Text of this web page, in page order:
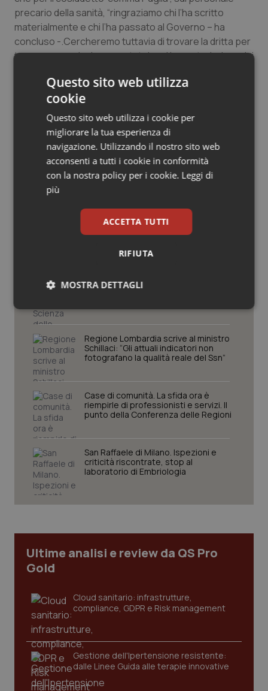
Salute orale & impianti
Sangue & coagulazione
Tiroide
Tumore al seno
Tumore ovarico
Tumori del Polmone & Testa Collo
Ulcera & Reflusso
precario della sanità, “ringraziamo chi l’ha scritto
materialmente e chi l’ha passato al Governo – ha
concluso -.Cercheremo tuttavia di trovare la dritta per
trovare una soluzione per tutelare i lavoratori e i servizi
11 Luglio 2011
© Riproduzione riservata
Potrebbe interessarti in
Settimana della Scienza dello
Spallanzani: capire la ricerca per
Regione Lombardia scrive al ministro
Schillaci: “Gli attuali indicatori non
fotografano la qualità reale del Ssn”
Case di comunità. La sfida ora è
riempirle di professionisti e servizi. Il
punto della Conferenza delle Regioni
San Raffaele di Milano. Ispezioni e
criticità riscontrate, stop al
laboratorio di Embriologia
Ultime analisi e review da QS Pro
Gold
Cloud sanitario: infrastrutture,
compliance, GDPR e Risk management
Gestione dell'Ipertensione resistente:
dalle Linee Guida alle terapie innovative
Questo sito web utilizza
cookie
Questo sito web utilizza i cookie per
migliorare la tua esperienza di
navigazione. Utilizzando il nostro sito web
acconsenti a tutti i cookie in conformità
con la nostra policy per i cookie. Leggi di
più
ACCETTA TUTTI
RIFIUTA
MOSTRA DETTAGLI
Necessari Statistici Marketing
Necessari Statistici Marketing
I cookie necessari contribuiscono a rendere fruibile il
sito web abilitandone funzionalità di base quali la
navigazione sulle pagine e l'accesso alle aree
funzionare correttamente senza questi cookie.
Nome
Fornitore
VISITOR_PRIVACY_METADATA
CookieScriptConsent